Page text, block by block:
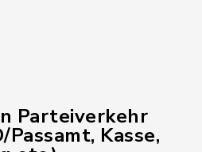
Parteiverkehr
Kasse,